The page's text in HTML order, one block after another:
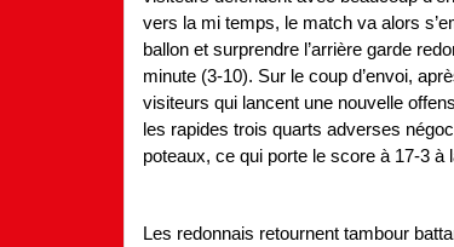
vers la mi temps, le match va alors
ballon et surprendre l’arrière garde
minute (3-10). Sur le coup d’envoi,
visiteurs qui lancent une nouvelle
les rapides trois quarts adverses
poteaux, ce qui porte le score à 17-3 à
Les redonnais retournent tambour